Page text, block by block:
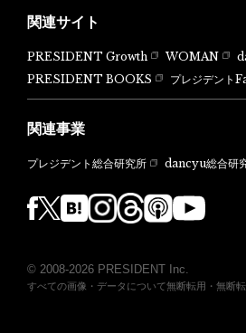
関連サイト
PRESIDENT Growth WOMAN
PRESIDENT BOOKS
プレジデント
関連事業
プレジデント総合研究所 dancyu総合研
© 2008-2026 PRESIDENT Inc.
すべての画像・データについて無断転用・無断転